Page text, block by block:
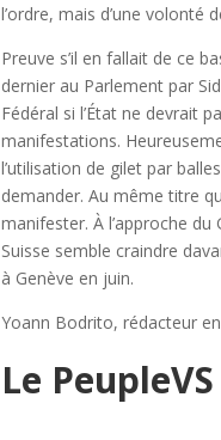
l’ordre, mais d’une
Preuve s’il en fallait de ce
dernier au Parlement par
Fédéral si l’État ne devrait
manifestations.
l’utilisation de gilet par
demander. Au même titre
manifester. À l’approche
Suisse semble craindre
à Genève en juin.
Yoann Bodrito, rédacteur
Le